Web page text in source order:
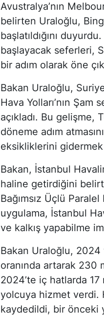
Avustralya’nın
belirten Uraloğlu,
başlatıldığını
başlayacak seferleri,
bir adım olarak öne
Bakan Uraloğlu,
Hava Yolları’nın
açıkladı. Bu gelişme,
döneme adım
eksikliklerini
Bakan, İstanbul
haline getirdiğini
Bağımsız Üçlü
uygulama, İstanbul
ve kalkış yapabilme
Bakan Uraloğlu, 2024
oranında artarak 230
2024’te iç hatlarda
yolcuya hizmet verdi.
kaydedildi, bir önceki